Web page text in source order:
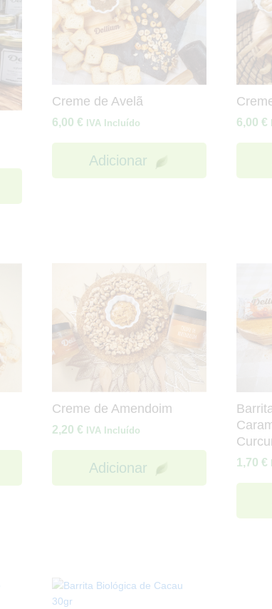
Creme de Avelã
6,00€ IVA Incluído
Adicionar
6,00 €
Creme de Amendoim
2,20€ IVA Incluído
Adicionar 1,70 €